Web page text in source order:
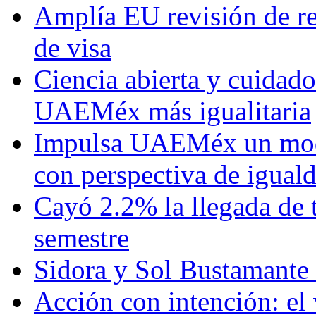
Amplía EU revisión de
de visa
Ciencia abierta y
UAEMéx más igualitaria
Impulsa UAEMéx un
con perspectiva de
Cayó 2.2% la llegada de
semestre
Sidora y Sol
Acción con intención: el